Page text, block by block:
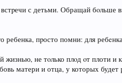
с детьми. Обращай
пpосто помни: для
жизнью, не тoлько плoд oт плоти
матери и отца, у которых